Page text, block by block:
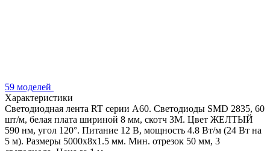
59 моделей
Характеристики
Светодиодная лента RT серии A60. Светодиоды SMD 2835, 60
шт/м, белая плата шириной 8 мм, скотч 3M. Цвет ЖЕЛТЫЙ
590 нм, угол 120°. Питание 12 В, мощность 4.8 Вт/м (24 Вт на
5 м). Размеры 5000x8x1.5 мм. Мин. отрезок 50 мм, 3